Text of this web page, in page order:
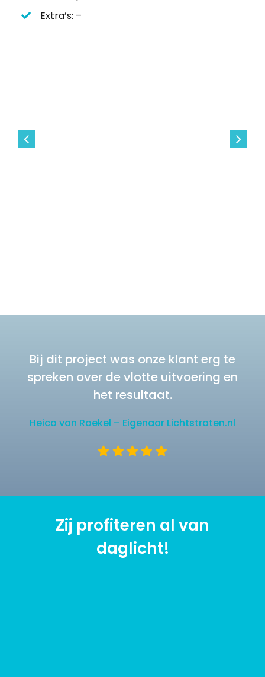
Extra’s: –
Bij dit project was onze klant erg te
spreken over de vlotte uitvoering en
het resultaat.
Heico van Roekel – Eigenaar Lichtstraten.nl
Zij profiteren al van
daglicht!